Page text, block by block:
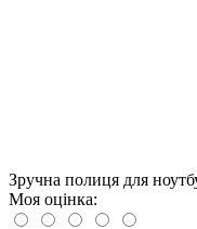
Зручна полиця для
Моя оцінка: